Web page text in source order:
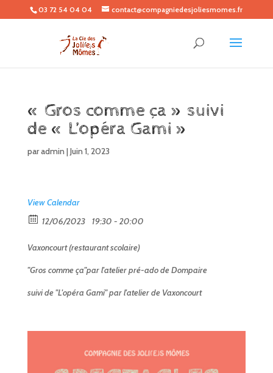
03 72 54 04 04 contact@compagniedesjoliesmomes.fr
« Gros comme ça » suivi
de « L’opéra Gami »
paradmin |Juin 1, 2023
View Calendar
12/06/2023
19:30 - 20:00
Vaxoncourt (restaurant scolaire)
"Gros comme ça"par l'atelier pré-ado de Dompaire
suivi de "L'opéra Gami" par l'atelier de Vaxoncourt